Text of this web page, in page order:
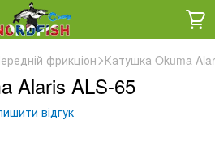
фрикціон Катушка Okuma
Alaris ALS-65
відгук